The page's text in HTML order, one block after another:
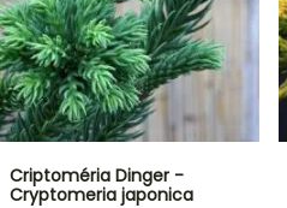
Criptoméria Dinger -
Cryptomeria japonica